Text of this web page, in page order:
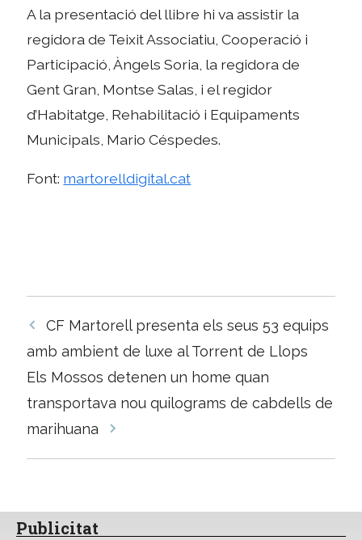
A la presentació del llibre hi va assistir la
regidora de Teixit Associatiu, Cooperació i
Participació, Àngels Soria, la regidora de
Gent Gran, Montse Salas, i el regidor
d’Habitatge, Rehabilitació i Equipaments
Municipals, Mario Céspedes.
Font: martorelldigital.cat
Navegació
per
CF Martorell presenta els seus 53 equips
amb ambient de luxe al Torrent de Llops
Els Mossos detenen un home quan
transportava nou quilograms de cabdells de
marihuana
Publicitat